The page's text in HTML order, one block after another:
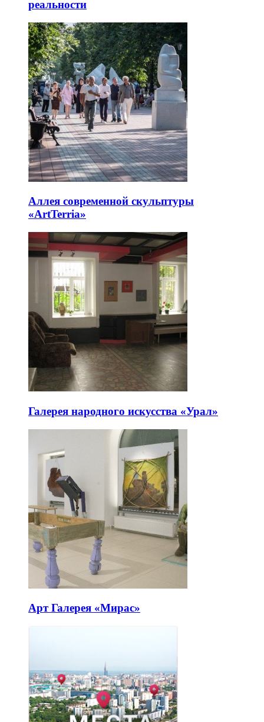
реальности
Аллея современной скульптуры
«ArtTerria»
Галерея народного искусства «Урал»
Арт Галерея «Мирас»